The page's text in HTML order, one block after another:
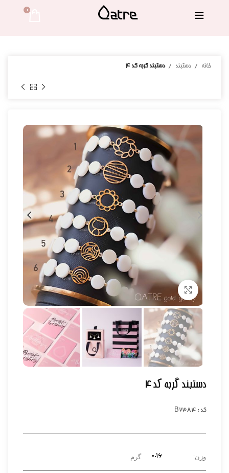
0
خانه دستبند دستبند گربه کد 4
برای بزرگنمایی کلیک کنید
دستبند گربه کد 4
کد : B2384
وزن: 0.۱۶ گرم